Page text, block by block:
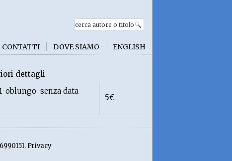
CONTATTI DOVE SIAMO ENGLISH
dettagli
oblungo-senza data
5€
Privacy